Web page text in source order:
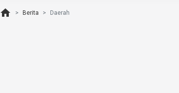
home Berita Daerah